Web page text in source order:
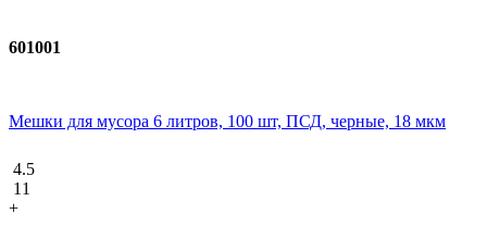
601001
Мешки для мусора 6 литров, 100 шт, ПСД, черные, 18 мкм
4.5
11
+